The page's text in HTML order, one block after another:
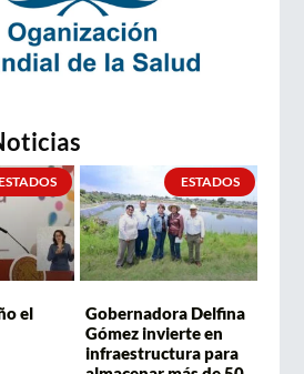
el
ESTADOS
Gobernadora Delfina
Gómez invierte en
infraestructura para